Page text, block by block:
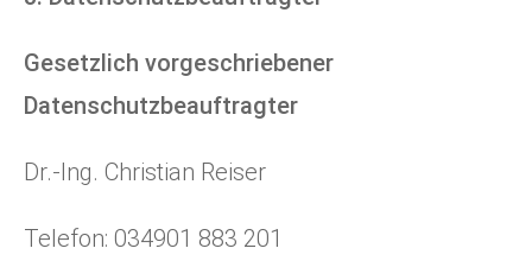
Gesetzlich vorgeschriebener
Datenschutzbeauftragter
Dr.-Ing. Christian Reiser
Telefon: 034901 883 201